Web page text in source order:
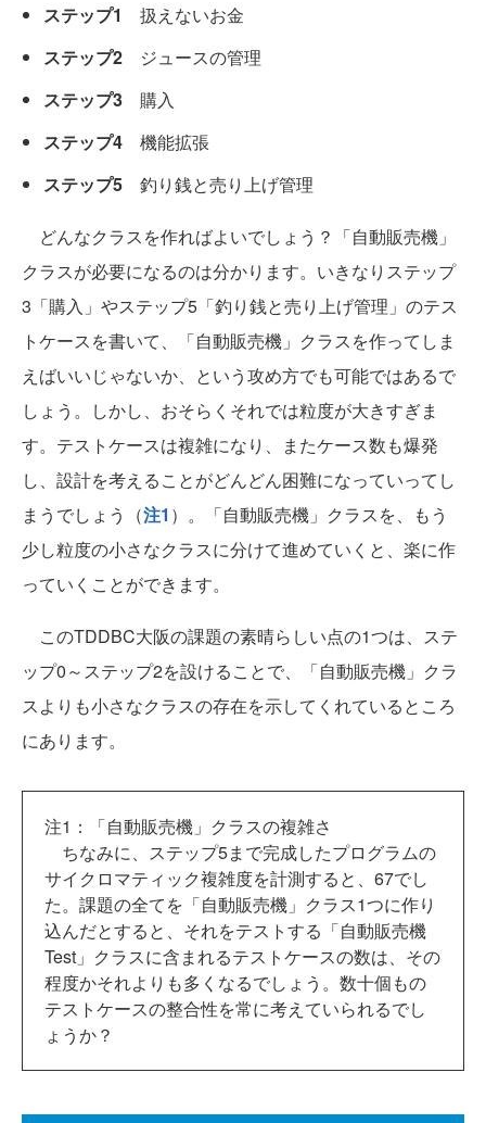
ステップ1
扱えないお金
ステップ2 ジュースの管理
ステップ3 購入
ステップ4 機能拡張
ステップ5 釣り銭と売り上げ管理
どんなクラスを作ればよいでしょう？「自動販売機」
クラスが必要になるのは分かります。いきなりステップ
3「購入」やステップ5「釣り銭と売り上げ管理」のテス
トケースを書いて、「自動販売機」クラスを作ってしま
えばいいじゃないか、という攻め方でも可能ではあるで
しょう。しかし、おそらくそれでは粒度が大きすぎま
す。テストケースは複雑になり、またケース数も爆発
し、設計を考えることがどんどん困難になっていってし
まうでしょう（注1 ）。「自動販売機」クラスを、もう
少し粒度の小さなクラスに分けて進めていくと、楽に作
っていくことができます。
このTDDBC大阪の課題の素晴らしい点の1つは、ステ
ップ0～ステップ2を設けることで、「自動販売機」クラ
スよりも小さなクラスの存在を示してくれているところ
にあります。
注1：「自動販売機」クラスの複雑さ
ちなみに、ステップ5まで完成したプログラムの
サイクロマティック複雑度を計測すると、67でし
た。課題の全てを「自動販売機」クラス1つに作り
込んだとすると、それをテストする「自動販売機
Test」クラスに含まれるテストケースの数は、その
程度かそれよりも多くなるでしょう。数十個もの
テストケースの整合性を常に考えていられるでし
ょうか？